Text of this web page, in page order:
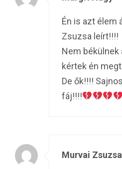
Én is azt élem
Zsuzsa leírt!!!!
Nem békülnek
kértek én
De ők!!!!
fáj!!!!
Murvai